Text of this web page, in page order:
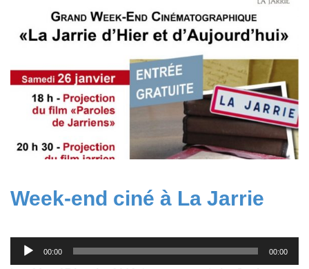
Week-end ciné à La Jarrie
Lecteur
audio
00:00 00:00